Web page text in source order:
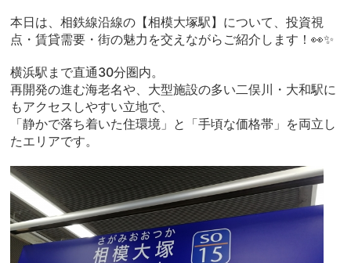
本日は、相鉄線沿線の【相模大塚駅】について、投資視
点・賃貸需要・街の魅力を交えながらご紹介します！👀✨
横浜駅まで直通30分圏内。
再開発の進む海老名や、大型施設の多い二俣川・大和駅に
もアクセスしやすい立地で、
「静かで落ち着いた住環境」と「手頃な価格帯」を両立し
たエリアです。